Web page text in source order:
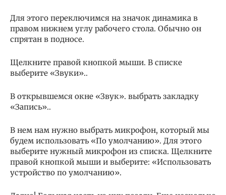
Для этого переключимся на значок динамика в
правом нижнем углу рабочего стола. Обычно он
спрятан в подносе.
Щелкните правой кнопкой мыши. В списке
выберите «Звуки»..
В открывшемся окне «Звук». выбрать закладку
«Запись»..
В нем нам нужно выбрать микрофон, который мы
будем использовать «По умолчанию». Для этого
выберите нужный микрофон из списка. Щелкните
правой кнопкой мыши и выберите: «Использовать
устройство по умолчанию».